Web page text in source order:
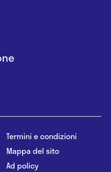
Termini e condizioni
Mappa del sito
Ad policy